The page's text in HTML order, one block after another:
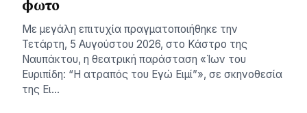
φωτο
Με μεγάλη επιτυχία πραγματοποιήθηκε την
Τετάρτη, 5 Αυγούστου 2026, στο Κάστρο της
Ναυπάκτου, η θεατρική παράσταση «Ίων του
Ευριπίδη: “Η ατραπός του Εγώ Ειμί”», σε σκηνοθεσία
της Ει…